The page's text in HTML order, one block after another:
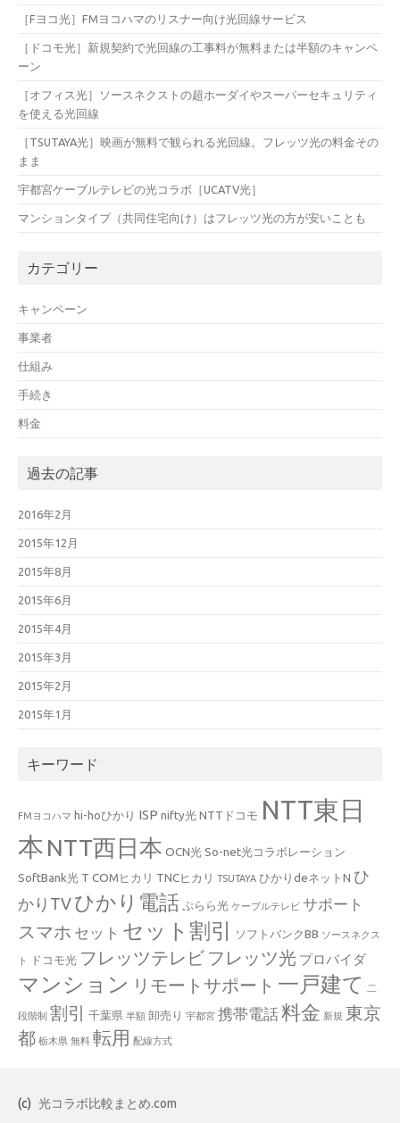
［Fヨコ光］FMヨコハマのリスナー向け光回線サービス
［ドコモ光］新規契約で光回線の工事料が無料または半額のキャンペ
ーン
［オフィス光］ソースネクストの超ホーダイやスーパーセキュリティ
を使える光回線
［TSUTAYA光］映画が無料で観られる光回線。フレッツ光の料金その
まま
宇都宮ケーブルテレビの光コラボ［UCATV光］
マンションタイプ（共同住宅向け）はフレッツ光の方が安いことも
カテゴリー
キャンペーン
事業者
仕組み
手続き
料金
過去の記事
2016年2月
2015年12月
2015年8月
2015年6月
2015年4月
2015年3月
2015年2月
2015年1月
キーワード
FMヨコハマ hi-hoひかり ISP nifty光NTTドコモ NTT東日
本 NTT西日本 OCN光So-net光コラボレーション
SoftBank光 T COMヒカリ TNCヒカリ TSUTAYA ひかりdeネットN ひ
かりTV ひかり電話ぷらら光 ケーブルテレビ サポート
スマホ セット セット割引 ソフトバンクBB ソースネクス
ト ドコモ光 フレッツテレビ フレッツ光 プロバイダ
マンション リモートサポート 一戸建て 二
段階制 割引 千葉県 半額 卸売り 宇都宮 携帯電話料金 新規 東京
都 栃木県 無料 転用 配線方式
(c) 光コラボ比較まとめ.com